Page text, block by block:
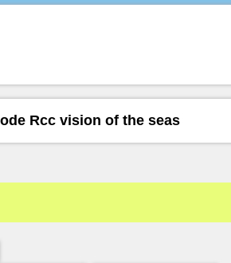
Rcc vision of the seas